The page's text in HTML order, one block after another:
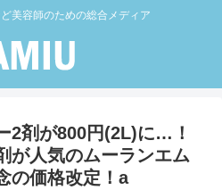
美容師のための総合メディア
2剤が800円(2L)に…！
が人気のムーランエム
の価格改定！a